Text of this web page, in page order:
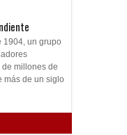
1904, un grupo
millones de
más de un siglo